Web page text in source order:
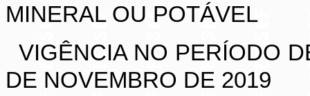
MINERAL OU POTÁVEL
VIGÊNCIA NO PERÍODO
DE NOVEMBRO DE 2019